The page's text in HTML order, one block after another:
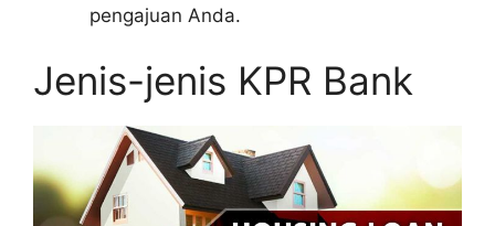
pengajuan Anda.
Jenis-jenis KPR Bank